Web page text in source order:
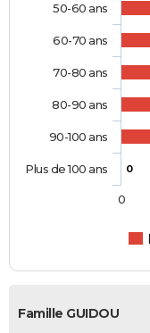
0
50-60 ans
60-70 ans
70-80 ans
80-90 ans
90-100 ans
Plus de 100 ans
0
Famille GUIDOU